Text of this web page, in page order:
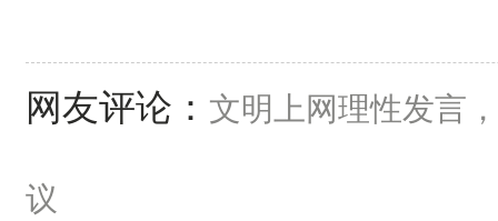
网友评论： 文明上网理性发言
议